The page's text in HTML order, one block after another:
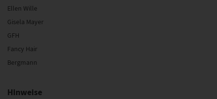
Ellen Wille
Gisela Mayer
GFH
Fancy Hair
Bergmann
Hinweise